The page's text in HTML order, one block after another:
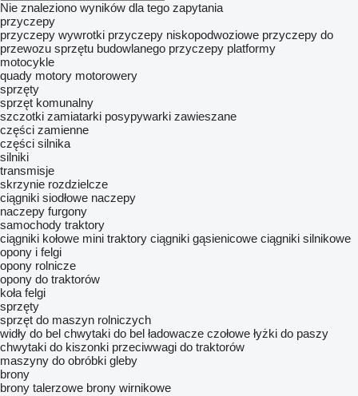
Nie znaleziono wyników dla tego zapytania
przyczepy
przyczepy wywrotki przyczepy niskopodwoziowe przyczepy do
przewozu sprzętu budowlanego przyczepy platformy
motocykle
quady motory motorowery
sprzęty
sprzęt komunalny
szczotki zamiatarki posypywarki zawieszane
części zamienne
części silnika
silniki
transmisje
skrzynie rozdzielcze
ciągniki siodłowe naczepy
naczepy furgony
samochody traktory
ciągniki kołowe mini traktory ciągniki gąsienicowe ciągniki silnikowe
opony i felgi
opony rolnicze
opony do traktorów
koła felgi
sprzęty
sprzęt do maszyn rolniczych
widły do bel chwytaki do bel ładowacze czołowe łyżki do paszy
chwytaki do kiszonki przeciwwagi do traktorów
maszyny do obróbki gleby
brony
brony talerzowe brony wirnikowe